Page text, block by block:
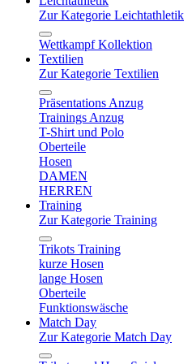
Zur Kategorie Leichtathletik
Wettkampf Kollektion
Textilien
Zur Kategorie Textilien
Präsentations Anzug
Trainings Anzug
T-Shirt und Polo
Oberteile
Hosen
DAMEN
HERREN
Training
Zur Kategorie Training
Trikots Training
kurze Hosen
lange Hosen
Oberteile
Funktionswäsche
Match Day
Zur Kategorie Match Day